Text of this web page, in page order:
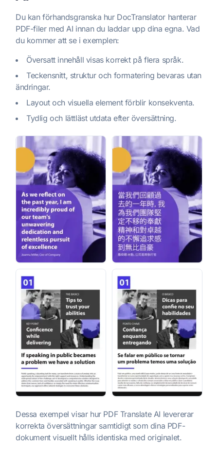
Du kan förhandsgranska hur DocTranslator hanterar
PDF-filer med AI innan du laddar upp dina egna. Vad
du kommer att se i exemplen:
Översatt innehåll visas korrekt på flera språk.
Teckensnitt, struktur och formatering bevaras utan
ändringar.
Layout och visuella element förblir konsekventa.
Tydlig och lättläst utdata efter översättning.
Dessa exempel visar hur PDF Translate AI levererar
korrekta översättningar samtidigt som dina PDF-
dokument visuellt hålls identiska med originalet.